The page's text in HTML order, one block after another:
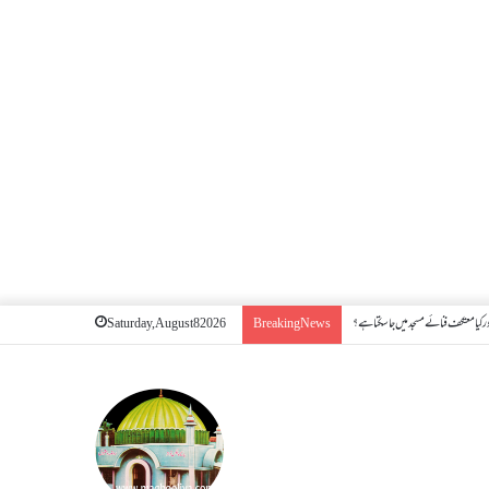
Saturday, August 8 2026 Breaking News معتکف فنائے مسجد میں جا سکتا ہے؟